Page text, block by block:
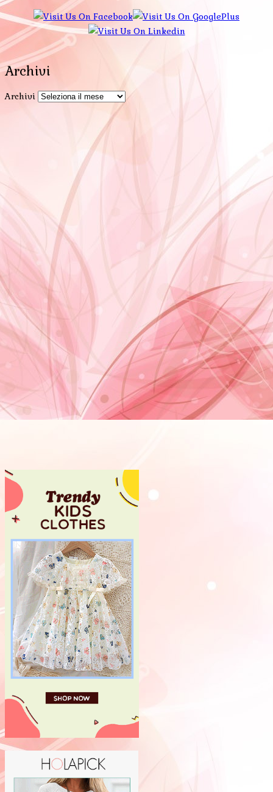
Archivi
Archivi